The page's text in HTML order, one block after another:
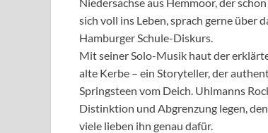
Niedersachse aus Hemmoor, der
sich voll ins Leben, sprach gerne über
Hamburger Schule-Diskurs.
Mit seiner Solo-Musik haut der
alte Kerbe – ein Storyteller, der
Springsteen vom Deich. Uhlmanns
Distinktion und Abgrenzung legen,
viele lieben ihn genau dafür.